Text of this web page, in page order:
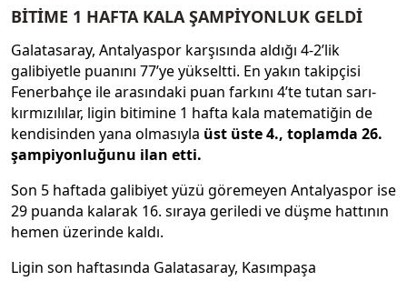
BİTİME 1 HAFTA KALA ŞAMPİYONLUK GELDİ
Galatasaray, Antalyaspor karşısında aldığı 4-2’lik
galibiyetle puanını 77’ye yükseltti. En yakın takipçisi
Fenerbahçe ile arasındaki puan farkını 4’te tutan sarı-
kırmızılılar, ligin bitimine 1 hafta kala matematiğin de
kendisinden yana olmasıyla üst üste 4., toplamda 26.
şampiyonluğunu ilan etti.
Son 5 haftada galibiyet yüzü göremeyen Antalyaspor ise
29 puanda kalarak 16. sıraya geriledi ve düşme hattının
hemen üzerinde kaldı.
Ligin son haftasında Galatasaray, Kasımpaşa